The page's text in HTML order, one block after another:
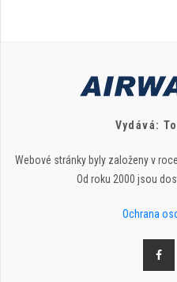
Vydává:
Webové stránky byly založeny v
Od roku 2000 jsou
Ochrana